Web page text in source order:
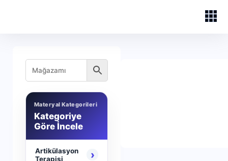
Materyal Kategorileri
Kategoriye
Göre İncele
Artikülasyon
Terapisi
›